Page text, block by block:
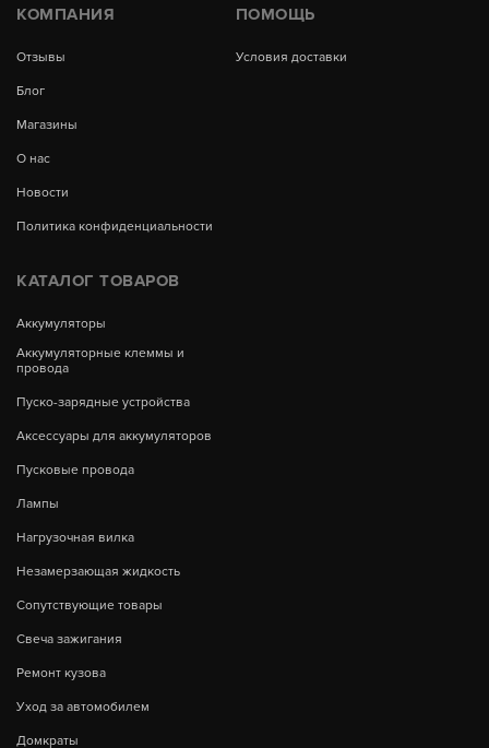
КОМПАНИЯ
Отзывы
Блог
Магазины
О нас
Новости
Политика конфиденциальности
ПОМОЩЬ
Условия доставки
КАТАЛОГ ТОВАРОВ
Аккумуляторы
Аккумуляторные клеммы и
провода
Пуско-зарядные устройства
Аксессуары для аккумуляторов
Пусковые провода
Лампы
Нагрузочная вилка
Незамерзающая жидкость
Сопутствующие товары
Свеча зажигания
Ремонт кузова
Уход за автомобилем
Домкраты